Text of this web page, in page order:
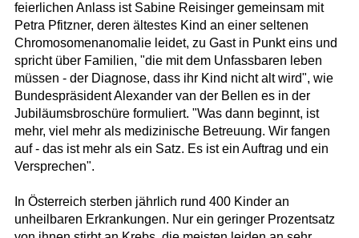
feierlichen Anlass ist Sabine Reisinger gemeinsam mit
Petra Pfitzner, deren ältestes Kind an einer seltenen
Chromosomenanomalie leidet, zu Gast in Punkt eins und
spricht über Familien, "die mit dem Unfassbaren leben
müssen - der Diagnose, dass ihr Kind nicht alt wird", wie
Bundespräsident Alexander van der Bellen es in der
Jubiläumsbroschüre formuliert. "Was dann beginnt, ist
mehr, viel mehr als medizinische Betreuung. Wir fangen
auf - das ist mehr als ein Satz. Es ist ein Auftrag und ein
Versprechen".
In Österreich sterben jährlich rund 400 Kinder an
unheilbaren Erkrankungen. Nur ein geringer Prozentsatz